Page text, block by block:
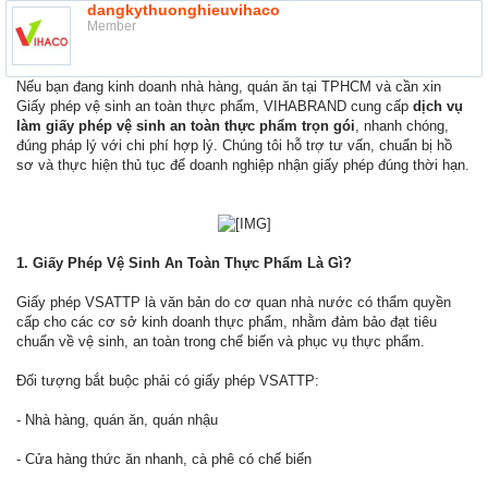
dangkythuonghieuvihaco
Member
Nếu bạn đang kinh doanh nhà hàng, quán ăn tại TPHCM và cần xin
Giấy phép vệ sinh an toàn thực phẩm, VIHABRAND cung cấp dịch vụ
làm giấy phép vệ sinh an toàn thực phẩm trọn gói, nhanh chóng,
đúng pháp lý với chi phí hợp lý. Chúng tôi hỗ trợ tư vấn, chuẩn bị hồ
sơ và thực hiện thủ tục để doanh nghiệp nhận giấy phép đúng thời hạn.
1. Giấy Phép Vệ Sinh An Toàn Thực Phẩm Là Gì?
Giấy phép VSATTP là văn bản do cơ quan nhà nước có thẩm quyền
cấp cho các cơ sở kinh doanh thực phẩm, nhằm đảm bảo đạt tiêu
chuẩn về vệ sinh, an toàn trong chế biến và phục vụ thực phẩm.
Đối tượng bắt buộc phải có giấy phép VSATTP:
- Nhà hàng, quán ăn, quán nhậu
- Cửa hàng thức ăn nhanh, cà phê có chế biến